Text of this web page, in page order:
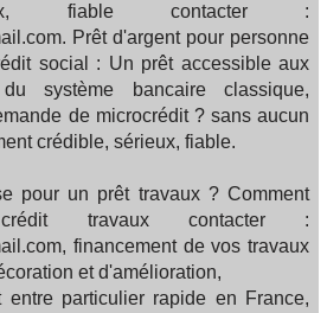
fiable contacter :
Prêt d'argent pour personne
social : Un prêt accessible aux
système bancaire classique,
de microcrédit ? sans aucun
crédible, sérieux, fiable.
pour un prêt travaux ? Comment
travaux contacter :
financement de vos travaux
et d'amélioration,
entre particulier rapide en France,